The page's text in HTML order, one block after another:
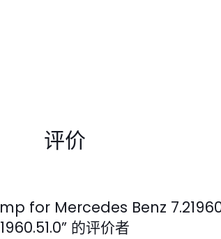
评价
for Mercedes Benz
的评价者